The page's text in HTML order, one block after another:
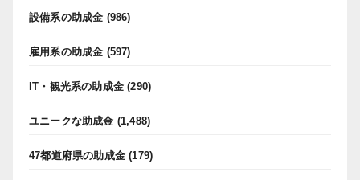
設備系の助成金 (986)
雇用系の助成金 (597)
IT・観光系の助成金 (290)
ユニークな助成金 (1,488)
47都道府県の助成金 (179)